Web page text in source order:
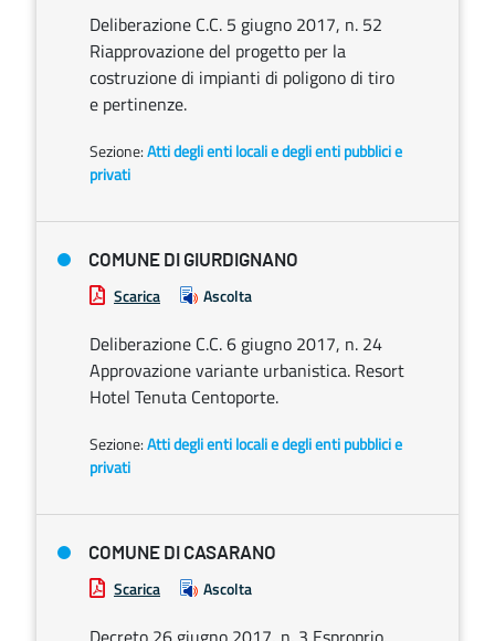
Deliberazione C.C. 5 giugno 2017, n. 52
Riapprovazione del progetto per la
costruzione di impianti di poligono di tiro
e pertinenze.
Sezione:Atti degli enti locali e degli enti pubblici e
privati
COMUNE DI GIURDIGNANO
Scarica Ascolta
Deliberazione C.C. 6 giugno 2017, n. 24
Approvazione variante urbanistica. Resort
Hotel Tenuta Centoporte.
Sezione:Atti degli enti locali e degli enti pubblici e
privati
COMUNE DI CASARANO
Scarica Ascolta